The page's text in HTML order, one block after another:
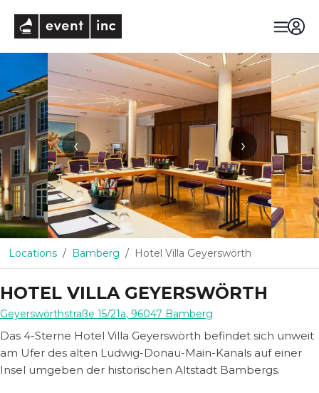
‹ ›
Locations Bamberg Hotel Villa Geyerswörth
HOTEL VILLA GEYERSWÖRTH
Geyerswörthstraße 15/21a, 96047 Bamberg
Das 4-Sterne Hotel Villa Geyerswörth befindet sich unweit
am Ufer des alten Ludwig-Donau-Main-Kanals auf einer
Insel umgeben der historischen Altstadt Bambergs.